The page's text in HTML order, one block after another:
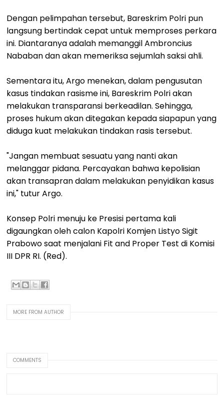
Dengan pelimpahan tersebut, Bareskrim Polri pun
langsung bertindak cepat untuk memproses perkara
ini. Diantaranya adalah memanggil Ambroncius
Nababan dan akan memeriksa sejumlah saksi ahli.
Sementara itu, Argo menekan, dalam pengusutan
kasus tindakan rasisme ini, Bareskrim Polri akan
melakukan transparansi berkeadilan. Sehingga,
proses hukum akan ditegakan kepada siapapun yang
diduga kuat melakukan tindakan rasis tersebut.
"Jangan membuat sesuatu yang nanti akan
melanggar pidana. Percayakan bahwa kepolisian
akan transapran dalam melakukan penyidikan kasus
ini," tutur Argo.
Konsep Polri menuju ke Presisi pertama kali
digaungkan oleh calon Kapolri Komjen Listyo Sigit
Prabowo saat menjalani Fit and Proper Test di Komisi
III DPR RI. (Red).
MORE FROM AUTHOR
COMMENTS